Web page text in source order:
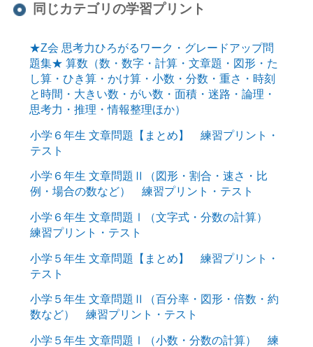
同じカテゴリの学習プリント
★Z会 思考力ひろがるワーク・グレードアップ問
題集★ 算数（数・数字・計算・文章題・図形・た
し算・ひき算・かけ算・小数・分数・重さ・時刻
と時間・大きい数・がい数・面積・迷路・論理・
思考力・推理・情報整理ほか）
小学６年生 文章問題【まとめ】 練習プリント・
テスト
小学６年生 文章問題Ⅱ（図形・割合・速さ・比
例・場合の数など） 練習プリント・テスト
小学６年生 文章問題Ⅰ（文字式・分数の計算）
練習プリント・テスト
小学５年生 文章問題【まとめ】 練習プリント・
テスト
小学５年生 文章問題Ⅱ（百分率・図形・倍数・約
数など） 練習プリント・テスト
小学５年生 文章問題Ⅰ（小数・分数の計算） 練